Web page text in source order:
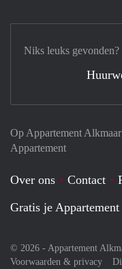
Op Appartement
Appartement
Over ons Contact
Gratis je
© 2026 - Appartement
Voorwaarden & privacy
Niks leuks